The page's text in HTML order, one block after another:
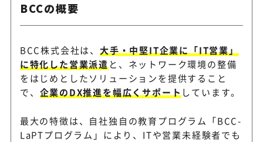
BCCの概要
BCC株式会社は、大手・中堅IT企業に「IT営業」
に特化した営業派遣と、ネットワーク環境の整備
をはじめとしたソリューションを提供すること
で、 企業のDX推進を幅広くサポートしています。
最大の特徴は、自社独自の教育プログラム「BCC-
LaPTプログラム」により、ITや営業未経験者でも